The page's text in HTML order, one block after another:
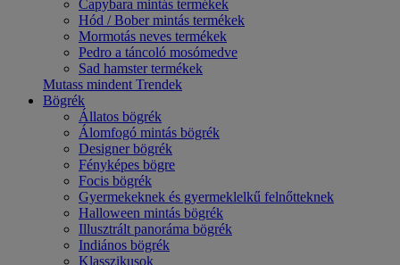
Capybara mintás termékek
Hód / Bober mintás termékek
Mormotás neves termékek
Pedro a táncoló mosómedve
Sad hamster termékek
Mutass mindent Trendek
Bögrék
Állatos bögrék
Álomfogó mintás bögrék
Designer bögrék
Fényképes bögre
Focis bögrék
Gyermekeknek és gyermeklelkű felnőtteknek
Halloween mintás bögrék
Illusztrált panoráma bögrék
Indiános bögrék
Klasszikusok